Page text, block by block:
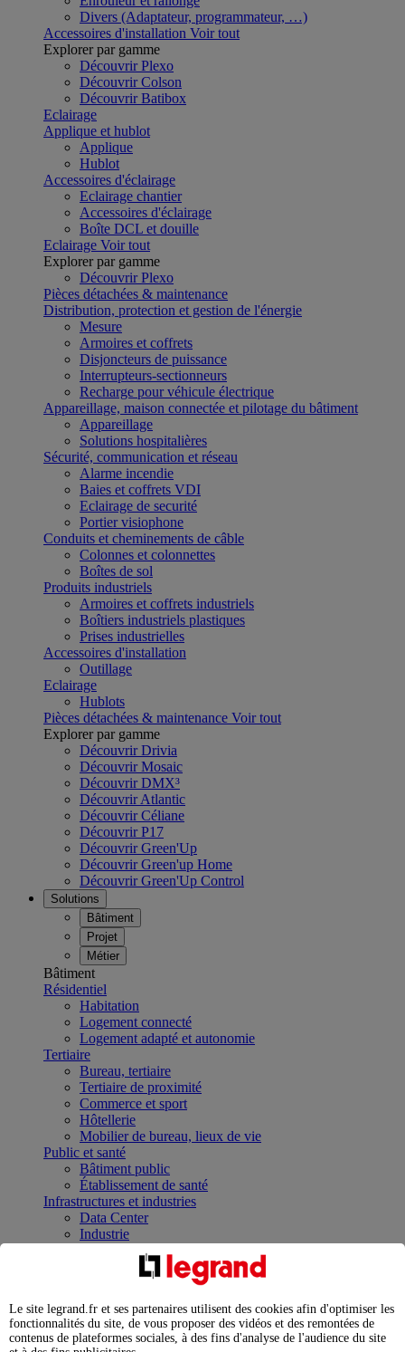
Divers (Adaptateur, programmateur, …)
Accessoires d'installation Voir tout
Explorer par gamme
Découvrir Plexo
Découvrir Colson
Découvrir Batibox
Eclairage
Applique et hublot
Applique
Hublot
Accessoires d'éclairage
Eclairage chantier
Accessoires d'éclairage
Boîte DCL et douille
Eclairage Voir tout
Explorer par gamme
Découvrir Plexo
Pièces détachées & maintenance
Distribution, protection et gestion de l'énergie
Mesure
Armoires et coffrets
Disjoncteurs de puissance
Interrupteurs-sectionneurs
Recharge pour véhicule électrique
Appareillage, maison connectée et pilotage du bâtiment
Appareillage
Solutions hospitalières
Sécurité, communication et réseau
Alarme incendie
Baies et coffrets VDI
Eclairage de securité
Portier visiophone
Conduits et cheminements de câble
Colonnes et colonnettes
Boîtes de sol
Produits industriels
Armoires et coffrets industriels
Boîtiers industriels plastiques
Prises industrielles
Accessoires d'installation
Outillage
Eclairage
Hublots
Pièces détachées & maintenance Voir tout
Explorer par gamme
Découvrir Drivia
Découvrir Mosaic
Découvrir DMX³
Découvrir Atlantic
Découvrir Céliane
Découvrir P17
Découvrir Green'Up
Découvrir Green'up Home
Découvrir Green'Up Control
Solutions
Bâtiment
Projet
Métier
Bâtiment
Résidentiel
Habitation
Logement connecté
Logement adapté et autonomie
Tertiaire
Bureau, tertiaire
Tertiaire de proximité
Commerce et sport
Hôtellerie
Mobilier de bureau, lieux de vie
Public et santé
Bâtiment public
Établissement de santé
Infrastructures et industries
Data Center
Industrie
Infrastructures
Contrôler et planifier le fonctionnement des appareils
Répartir et optimiser son tableau électrique
Legrand Data Center Solutions : concentrer les
expertises au service de vos performances
Le site legrand.fr et ses partenaires utilisent des cookies afin d'optimiser les
fonctionnalités du site, de vous proposer des vidéos et des remontées de
contenus de plateformes sociales, à des fins d'analyse de l'audience du site